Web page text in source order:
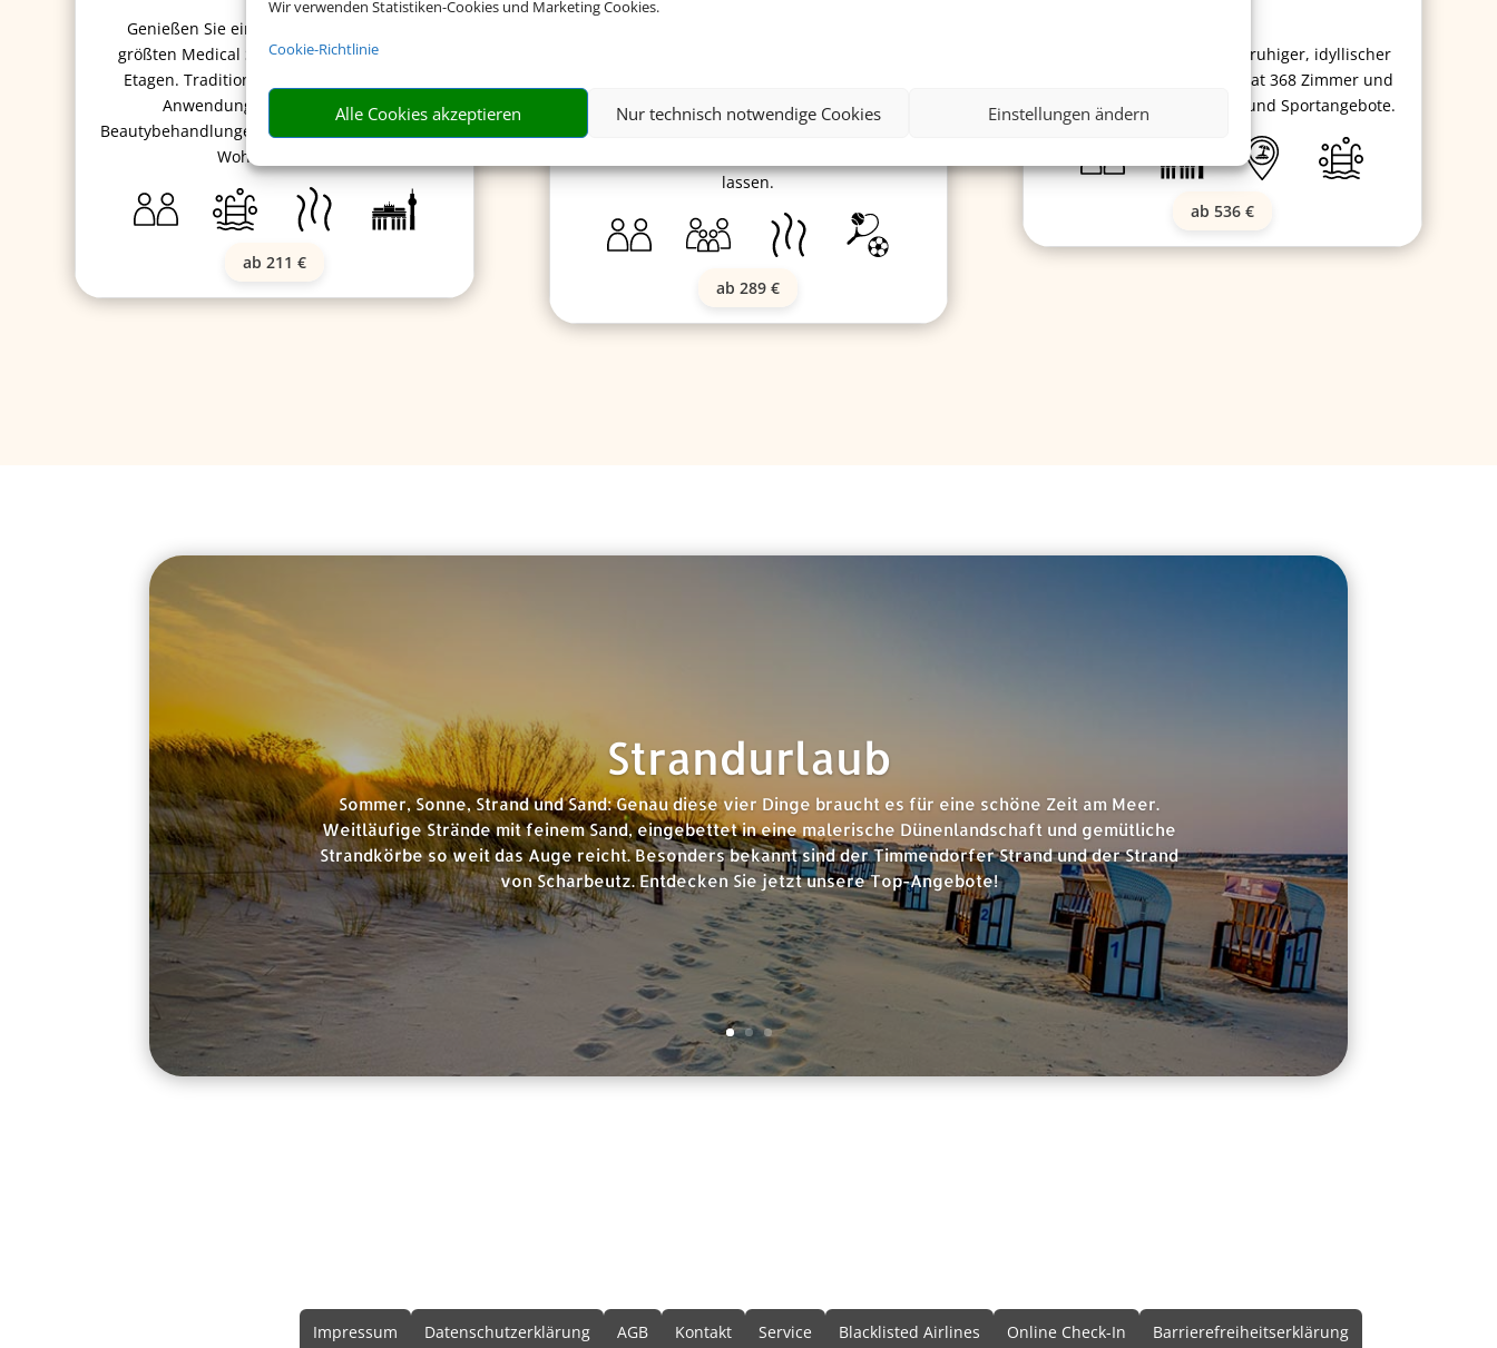
Wir verwenden Statistiken-Cookies und Marketing Cookies.
Cookie-Richtlinie
Alle Cookies akzeptieren Nur technisch notwendige Cookies Einstellungen ändern
Genießen Sie eine Auszeit in einem der
größten Medical Spas an der Ostsee auf 2
Etagen. Traditionelle Kuren, fernöstliche
Anwendungen und klassische
Beautybehandlungen sorgen für den richtigen
Wohlfühlfaktor.
ab 211 €
Auf der Dachterrasse einfach nur entspannen
oder bei Massagen, verschiedenen Wellness-
lassen.
ab 289 €
Das Hotel befindet sich in ruhiger, idyllischer
Lage am Meer. Das Hotel hat 368 Zimmer und
bietet sehr viele Wellness-und Sportangebote.
ab 536 €
Strandurlaub
Sommer, Sonne, Strand und Sand: Genau diese vier Dinge braucht es für eine schöne Zeit am Meer.
Weitläufige Strände mit feinem Sand, eingebettet in eine malerische Dünenlandschaft und gemütliche
Strandkörbe so weit das Auge reicht. Besonders bekannt sind der Timmendorfer Strand und der Strand
von Scharbeutz. Entdecken Sie jetzt unsere Top-Angebote!
Impressum Datenschutzerklärung AGB Kontakt Service Blacklisted Airlines Online Check-In Barrierefreiheitserklärung